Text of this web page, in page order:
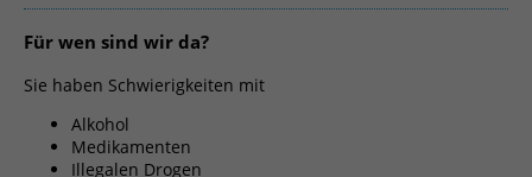
Für wen sind wir da?
Sie haben Schwierigkeiten mit
Alkohol
Medikamenten
Illegalen Drogen